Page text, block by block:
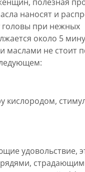
наносят и
головы при нежных
около 5
маслами не стоит
кислородом,
удовольствие,